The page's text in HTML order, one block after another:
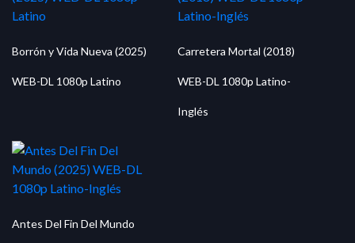
Borrón y Vida Nueva (2025)
WEB-DL 1080p Latino
Carretera Mortal (2018)
WEB-DL 1080p Latino-
Inglés
Antes Del Fin Del Mundo